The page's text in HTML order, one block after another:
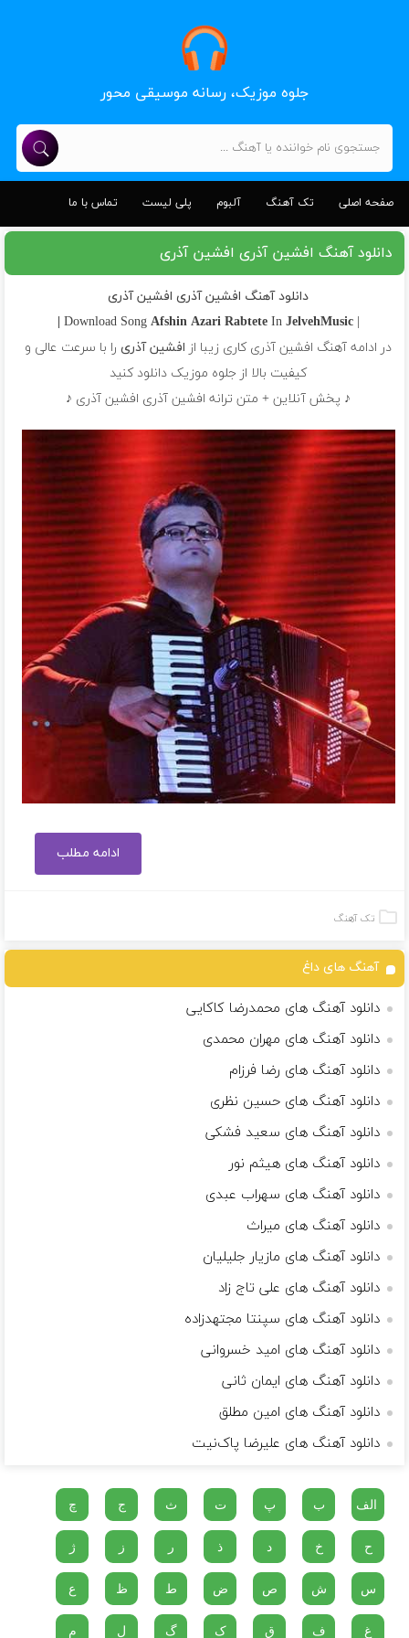
جلوه موزیک، رسانه موسیقی محور
صفحه اصلی تک آهنگ آلبوم پلی لیست تماس با ما
دانلود آهنگ افشین آذری افشین آذری
دانلود آهنگ افشین آذری افشین آذری
| Download Song
Afshin Azari RabteteIn JelvehMusic |
در ادامه آهنگ افشین آذری کاری زیبا از افشین آذریرا با سرعت عالی و
کیفیت بالا از جلوه موزیک دانلود کنید
♪ پخش آنلاین + متن ترانه افشین آذری افشین آذری ♪
ادامه مطلب
تک آهنگ
آهنگ های داغ
دانلود آهنگ های محمدرضا کاکایی
دانلود آهنگ های مهران محمدی
دانلود آهنگ های رضا فرزام
دانلود آهنگ های حسین نظری
دانلود آهنگ های سعید فشکی
دانلود آهنگ های هیثم نور
دانلود آهنگ های سهراب عبدی
دانلود آهنگ های میراث
دانلود آهنگ های مازیار جلیلیان
دانلود آهنگ های علی تاج زاد
دانلود آهنگ های سپنتا مجتهدزاده
دانلود آهنگ های امید خسروانی
دانلود آهنگ های ایمان ثانی
دانلود آهنگ های امین مطلق
دانلود آهنگ های علیرضا پاک‌نیت
الف ب پ ت ث ج چ
ح خ د ذ ر ز ژ
س ش ص ض ط ظ ع
غ ف ق ک گ ل م